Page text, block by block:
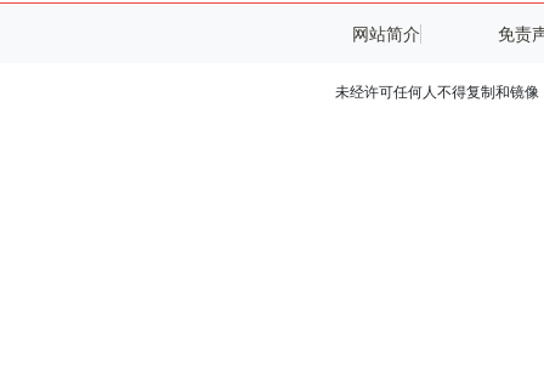
网站简介 免责
未经许可任何人不得复制和镜